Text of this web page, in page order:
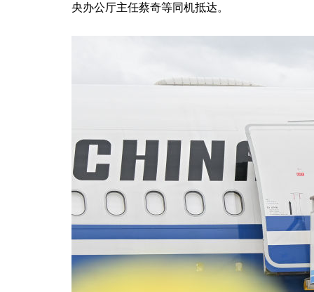
央办公厅主任蔡奇等同机抵达。